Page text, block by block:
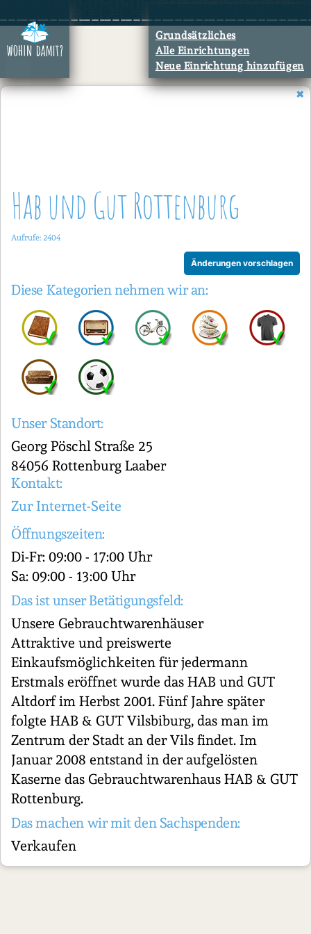
Inhalt
springen
Grundsätzliches
Alle Einrichtungen
Neue Einrichtung hinzufügen
Hab und Gut Rottenburg
Aufrufe: 2404
Änderungen vorschlagen
Diese Kategorien nehmen wir an:
Unser Standort:
Georg Pöschl Straße 25
84056 Rottenburg Laaber
Kontakt:
Zur Internet-Seite
Öffnungszeiten:
Di-Fr: 09:00 - 17:00 Uhr
Sa: 09:00 - 13:00 Uhr
Das ist unser Betätigungsfeld:
Unsere Gebrauchtwarenhäuser
Attraktive und preiswerte
Einkaufsmöglichkeiten für jedermann
Erstmals eröffnet wurde das HAB und GUT
Altdorf im Herbst 2001. Fünf Jahre später
folgte HAB & GUT Vilsbiburg, das man im
Zentrum der Stadt an der Vils findet. Im
Januar 2008 entstand in der aufgelösten
Kaserne das Gebrauchtwarenhaus HAB & GUT
Rottenburg.
Das machen wir mit den Sachspenden:
Verkaufen